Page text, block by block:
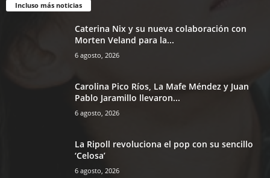
Incluso más noticias
Caterina Nix y su nueva colaboración con
Morten Veland para la...
6 agosto, 2026
Carolina Pico Ríos, La Mafe Méndez y Juan
Pablo Jaramillo llevaron...
6 agosto, 2026
La Ripoll revoluciona el pop con su sencillo
‘Celosa’
6 agosto, 2026